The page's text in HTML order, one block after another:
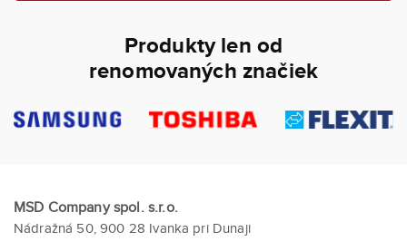
Produkty len od
renomovaných značiek
MSD Company spol. s.r.o.
Nádražná 50, 900 28 Ivanka pri Dunaji